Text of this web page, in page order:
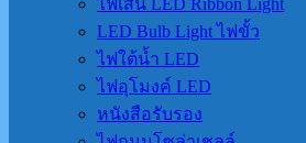
ไฟเส้น LED Ribbon Light
LED Bulb Light ไฟขั้ว
ไฟใต้น้ำ LED
ไฟอุโมงค์ LED
หนังสือรับรอง